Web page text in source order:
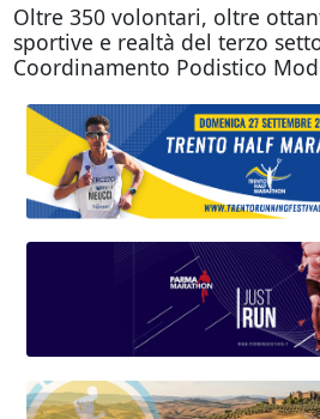
Oltre 350 volontari, oltre
sportive e realtà del terzo
Coordinamento Podistico